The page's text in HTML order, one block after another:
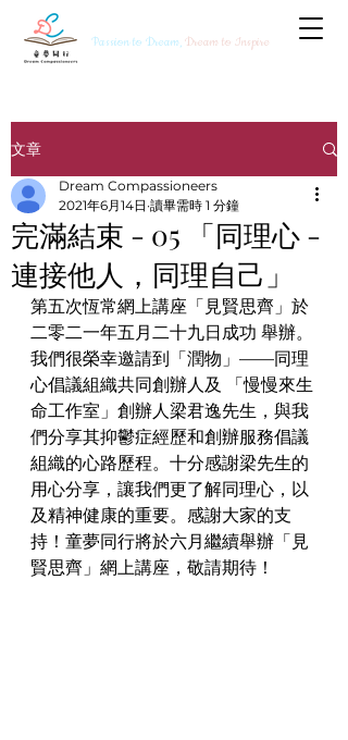
Passion to Dream, Dream to Inspire
文章
完滿結束 - 05 「同理心 -
連接他人，同理自己」
Dream Compassioneers
2021年6月14日 讀畢需時 1 分鐘
第五次恆常網上講座「見賢思齊」於
二零二一年五月二十九日成功 舉辦。
我們很榮幸邀請到「潤物」——同理
心倡議組織共同創辦人及 「慢慢來生
命工作室」創辦人梁君逸先生，與我
們分享其抑鬱症經歷和創辦服務倡議
組織的心路歷程。十分感謝梁先生的
用心分享，讓我們更了解同理心，以
及精神健康的重要。感謝大家的支
持！童夢同行將於六月繼續舉辦「見
賢思齊」網上講座，敬請期待！